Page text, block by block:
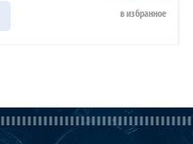
в избранное